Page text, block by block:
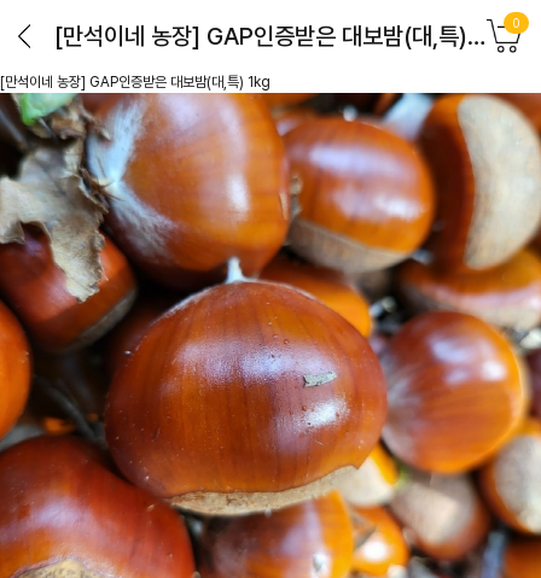
[만석이네 농장] GAP인증받은 대보밤(대,특) 1kg 0
[만석이네 농장] GAP인증받은 대보밤(대,특) 1kg